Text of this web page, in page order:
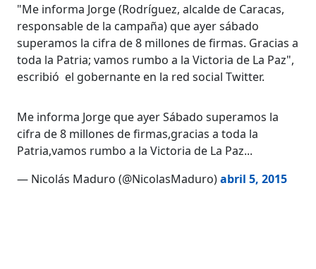
"Me informa Jorge (Rodríguez, alcalde de Caracas,
responsable de la campaña) que ayer sábado
superamos la cifra de 8 millones de firmas. Gracias a
toda la Patria; vamos rumbo a la Victoria de La Paz",
escribió el gobernante en la red social Twitter.
Me informa Jorge que ayer Sábado superamos la
cifra de 8 millones de firmas,gracias a toda la
Patria,vamos rumbo a la Victoria de La Paz...
— Nicolás Maduro (@NicolasMaduro)abril 5, 2015